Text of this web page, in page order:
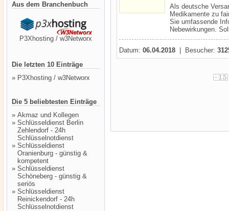
Aus dem Branchenbuch
P3Xhosting / w3Networx
Die letzten 10 Einträge
» P3Xhosting / w3Networx
Die 5 beliebtesten Einträge
» Akmaz und Kollegen
» Schlüsseldienst Berlin
Zehlendorf - 24h
Schlüsselnotdienst
» Schlüsseldienst
Oranienburg - günstig &
kompetent
» Schlüsseldienst
Schöneberg - günstig &
seriös
» Schlüsseldienst
Reinickendorf - 24h
Schlüsselnotdienst
Als deutsche
Medikamente zu
Sie umfassende
Nebewirkungen.
Datum: 06.04.2018 | Besucher: